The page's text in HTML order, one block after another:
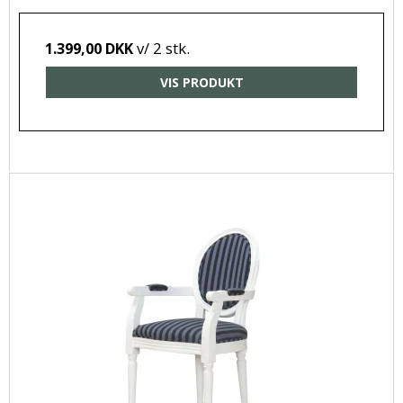
1.399,00 DKKv/ 2 stk.
VIS PRODUKT